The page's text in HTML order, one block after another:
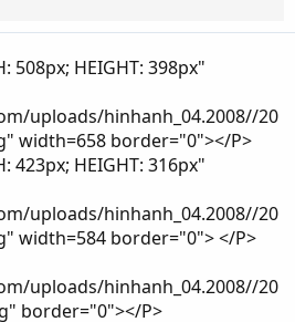
508px; HEIGHT: 398px"
uploads/hinhanh_04.2008//20
width=658 border="0"></P>
423px; HEIGHT: 316px"
uploads/hinhanh_04.2008//20
width=584 border="0"> </P>
uploads/hinhanh_04.2008//20
border="0"></P>